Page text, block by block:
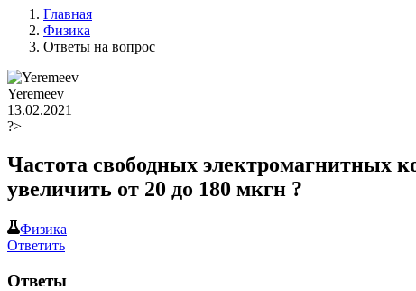
Главная
Физика
Ответы на вопрос
Yeremeev
13.02.2021
?>
Частота свободных электромагнитных
увеличить от 20 до 180 мкгн ?
Физика
Ответить
Ответы